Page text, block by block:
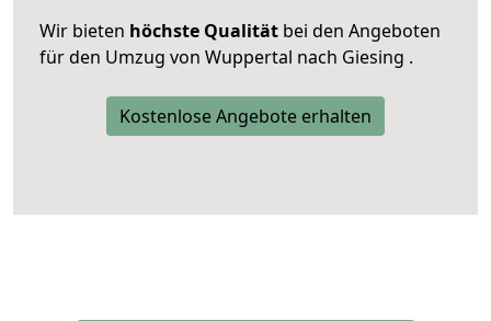
Wir bieten höchste Qualität bei den Angeboten
für den Umzug von Wuppertal nach Giesing .
Kostenlose Angebote erhalten